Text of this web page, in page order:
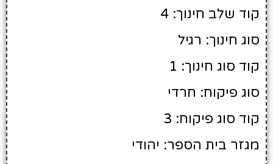
קוד שלב חינוך: 4
סוג חינוך: רגיל
קוד סוג חינוך: 1
סוג פיקוח: חרדי
קוד סוג פיקוח: 3
מגזר בית הספר: יהודי